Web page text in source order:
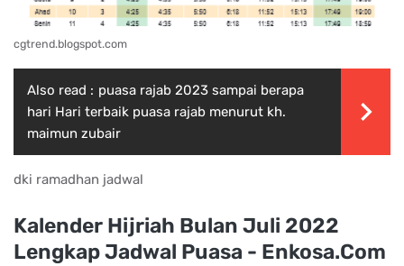
cgtrend.blogspot.com
Also read : puasa rajab 2023 sampai berapa
hari Hari terbaik puasa rajab menurut kh.
maimun zubair
dki ramadhan jadwal
Kalender Hijriah Bulan Juli 2022
Lengkap Jadwal Puasa - Enkosa.Com